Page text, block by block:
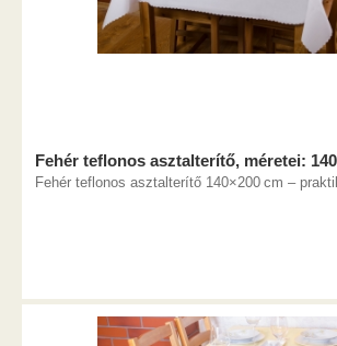
Fehér teflonos asztalterítő, méretei:
Fehér teflonos asztalterítő 140×200 cm –